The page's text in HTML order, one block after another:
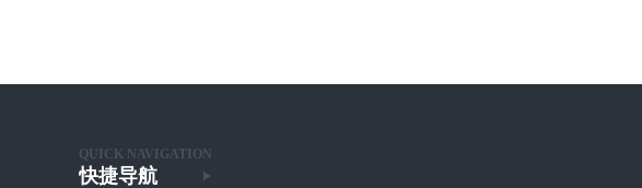
QUICK NAVIGATION
快捷导航